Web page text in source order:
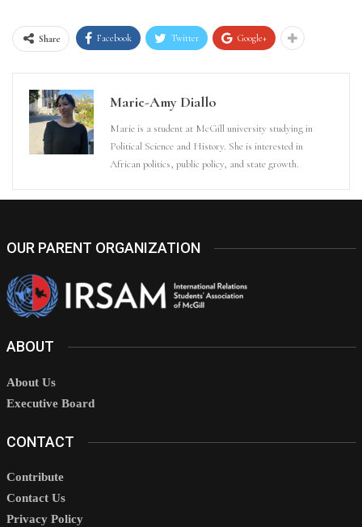
Share Facebook Twitter Google+
Marie-Amy Diallo
Marie is a student at McGill university studying in
Political Science and History. She is interested in
African politics, public policy, and state growth.
OUR PARENT ORGANIZATION
ABOUT
About Us
Executive Board
CONTACT
Contribute
Contact Us
Privacy Policy